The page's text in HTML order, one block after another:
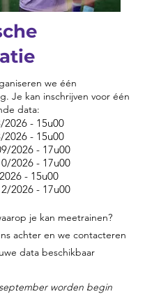
we één
Je kan inschrijven voor één
data:
- 15u00
- 15u00
2026 - 17u00
2026 - 17u00
- 15u00
2026 - 17u00
je kan meetrainen?
achter en we contacteren
data beschikbaar
worden begin